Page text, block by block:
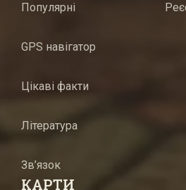
Популярні
GPS навігатор
Цікаві факти
Література
Зв’язок
КАРТИ